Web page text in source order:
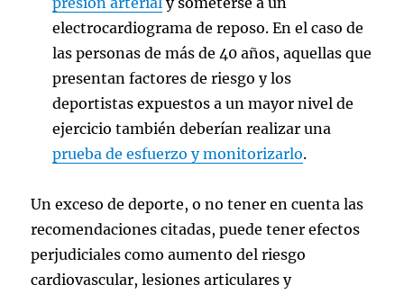
electrocardiograma de reposo. En el caso de
las personas de más de 40 años, aquellas que
presentan factores de riesgo y los
deportistas expuestos a un mayor nivel de
ejercicio también deberían realizar una
prueba de esfuerzo y monitorizarlo.
Un exceso de deporte, o no tener en cuenta las
recomendaciones citadas, puede tener efectos
perjudiciales como aumento del riesgo
cardiovascular, lesiones articulares y